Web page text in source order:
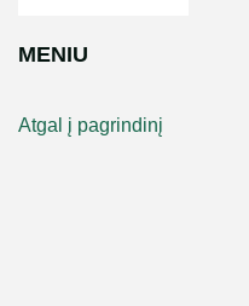
MENIU
Atgal į pagrindinį